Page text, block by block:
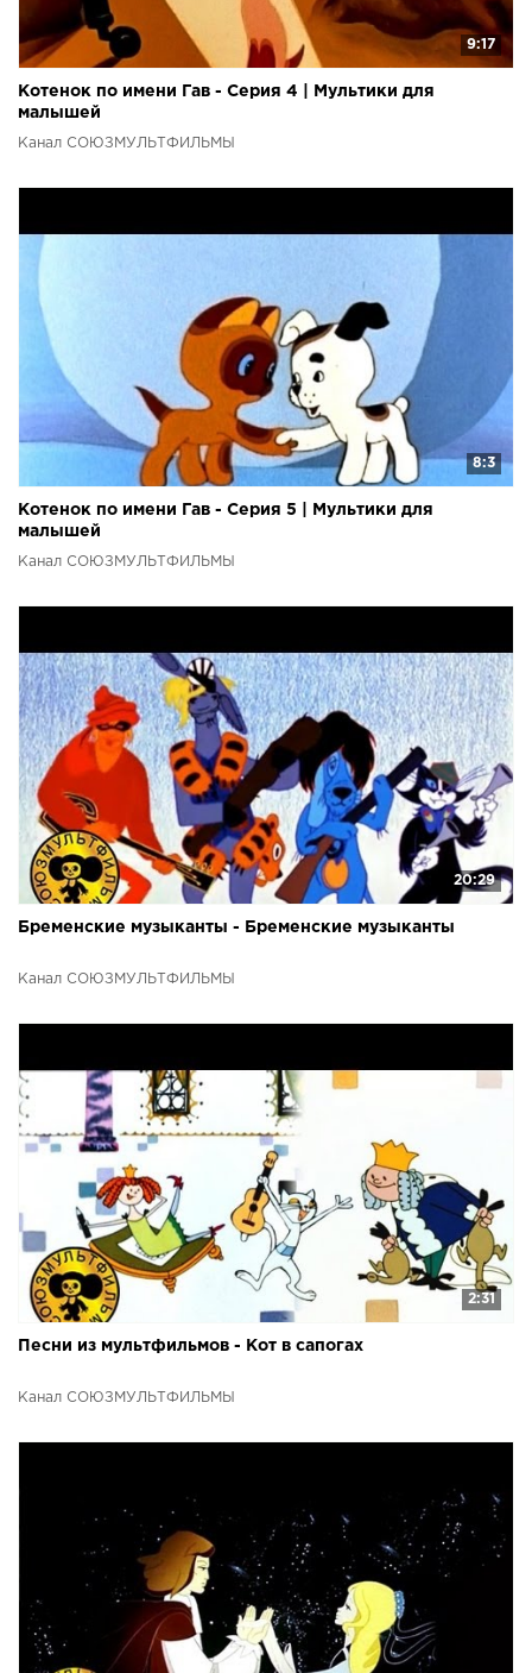
9:17
Котенок по имени Гав - Серия 4 | Мультики для
малышей
Канал СОЮЗМУЛЬТФИЛЬМЫ
8:3
Котенок по имени Гав - Серия 5 | Мультики для
малышей
Канал СОЮЗМУЛЬТФИЛЬМЫ
20:29
Бременские музыканты - Бременские музыканты
Канал СОЮЗМУЛЬТФИЛЬМЫ
2:31
Песни из мультфильмов - Кот в сапогах
Канал СОЮЗМУЛЬТФИЛЬМЫ